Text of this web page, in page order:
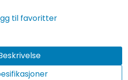
til favoritter